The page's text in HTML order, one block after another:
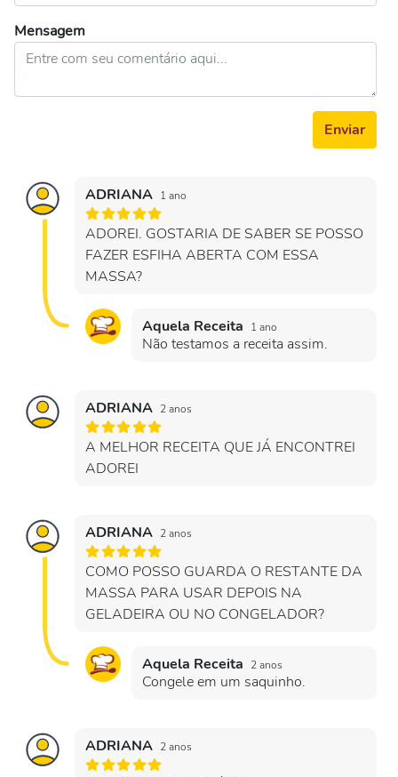
Mensagem
Enviar
ADRIANA 1 ano
ADOREI. GOSTARIA DE SABER SE POSSO
FAZER ESFIHA ABERTA COM ESSA
MASSA?
Aquela Receita 1 ano
Não testamos a receita assim.
ADRIANA 2 anos
A MELHOR RECEITA QUE JÁ ENCONTREI
ADOREI
ADRIANA 2 anos
COMO POSSO GUARDA O RESTANTE DA
MASSA PARA USAR DEPOIS NA
GELADEIRA OU NO CONGELADOR?
Aquela Receita 2 anos
Congele em um saquinho.
ADRIANA 2 anos